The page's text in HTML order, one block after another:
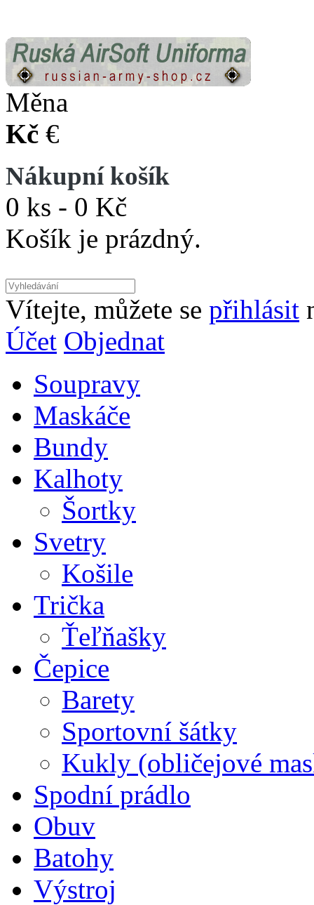
Měna
Kč €
Nákupní košík
0 ks - 0 Kč
Košík je prázdný.
Vítejte, můžete se přihlásit
Účet Objednat
Soupravy
Maskáče
Bundy
Kalhoty
Šortky
Svetry
Košile
Trička
Ťeľňašky
Čepice
Barety
Sportovní šátky
Kukly (obličejové
Spodní prádlo
Obuv
Batohy
Výstroj